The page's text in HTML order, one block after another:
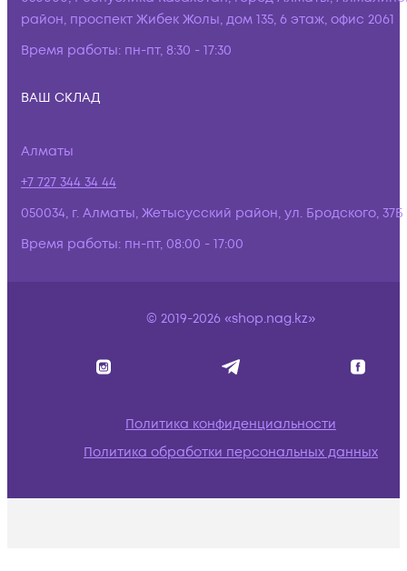
район, проспект Жибек Жолы, дом 135, 6 этаж, офис 2061
Время работы: пн-пт, 8:30 - 17:30
ВАШ СКЛАД
Алматы
+7 727 344 34 44
050034, г. Алматы, Жетысусский район, ул. Бродского, 37Б
Время работы: пн-пт, 08:00 - 17:00
© 2019-2026 «shop.nag.kz»
Политика конфиденциальности
Политика обработки персональных данных